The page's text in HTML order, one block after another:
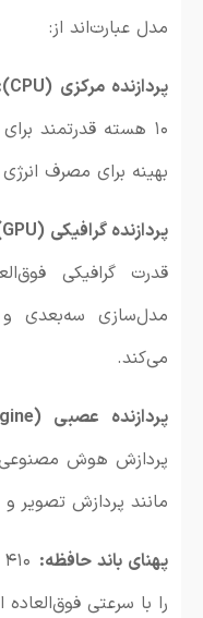
مدل عبارت‌اند از:
پردازنده مرکزی (CPU):
بهینه برای مصرف
پردازنده گرافیکی (GPU):
قدرت گرافیکی
مدل‌سازی سه‌بعدی و
می‌کند.
پردازنده عصبی (Neural Engine):
پردازش هوش
مانند پردازش تصویر
پهنای باند حافظه:
را با سرعتی